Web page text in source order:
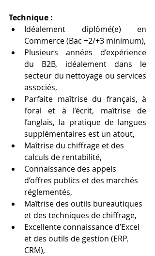
Technique :
Idéalement diplômé(e) en
Commerce (Bac +2/+3 minimum),
Plusieurs années d’expérience
du B2B, idéalement dans le
secteur du nettoyage ou services
associés,
Parfaite maîtrise du français, à
l’oral et à l’écrit, maîtrise de
l’anglais, la pratique de langues
supplémentaires est un atout,
Maîtrise du chiffrage et des
calculs de rentabilité,
Connaissance des appels
d’offres publics et des marchés
réglementés,
Maîtrise des outils bureautiques
et des techniques de chiffrage,
Excellente connaissance d’Excel
et des outils de gestion (ERP,
CRM),